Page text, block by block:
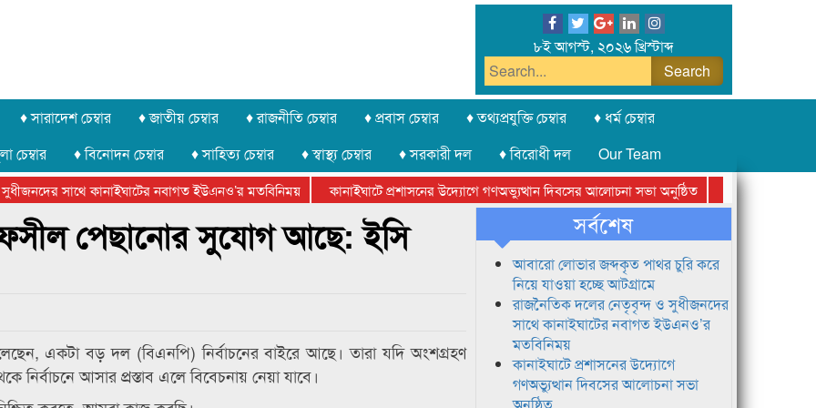
৮ই আগস্ট, ২০২৬ খ্রিস্টাব্দ
♦ সারাদেশ চেম্বার ♦ জাতীয় চেম্বার ♦ রাজনীতি চেম্বার ♦ প্রবাস চেম্বার ♦ তথ্যপ্রযুক্তি চেম্বার
♦ ধর্ম চেম্বার
চেম্বার ♦ বিনোদন চেম্বার ♦ সাহিত্য চেম্বার ♦ স্বাস্থ্য চেম্বার ♦ সরকারী দল ♦ বিরোধী দল
Our Team
সাথে কানাইঘাটের নবাগত ইউএনও’র মতবিনিময় কানাইঘাটে প্রশাসনের উদ্যোগে গণঅভ্যুত্থান দিবসের আলোচনা সভা অনুষ্ঠিত
সিলেট অনলাইন
ফেডারেশানের বিভাগীয় অভিনয় কর্মশালা সম্পন্ন
পেছানোর সুযোগ আছে: ইসি
একটা বড় দল (বিএনপি) নির্বাচনের বাইরে আছে। তারা যদি অংশগ্রহণ
আসার প্রস্তাব এলে বিবেচনায় নেয়া যাবে।
সর্বশেষ
আবারো লোভার জব্দকৃত পাথর চুরি করে
নিয়ে যাওয়া হচ্ছে আটগ্রামে
রাজনৈতিক দলের নেতৃবৃন্দ ও সুধীজনদের
সাথে কানাইঘাটের নবাগত ইউএনও’র
মতবিনিময়
কানাইঘাটে প্রশাসনের উদ্যোগে
গণঅভ্যুত্থান দিবসের আলোচনা সভা